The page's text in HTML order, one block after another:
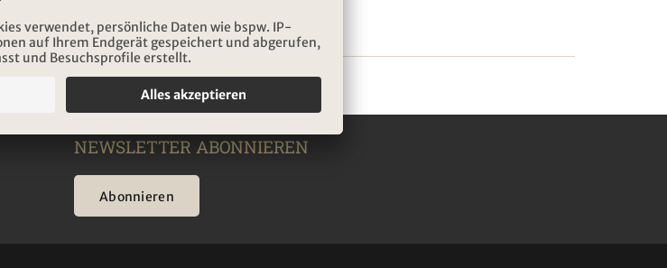
NEWSLETTER ABONNIEREN
Abonnieren